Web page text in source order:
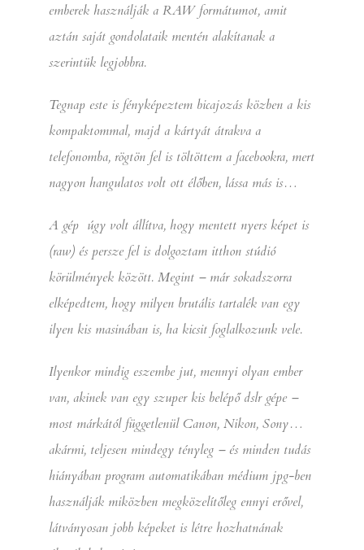
emberek használják a RAW formátumot, amit
aztán saját gondolataik mentén alakítanak a
szerintük legjobbra.
Tegnap este is fényképeztem bicajozás közben a kis
kompaktommal, majd a kártyát átrakva a
telefonomba, rögtön fel is töltöttem a facebookra, mert
nagyon hangulatos volt ott élőben, lássa más is…
A gép úgy volt állítva, hogy mentett nyers képet is
(raw) és persze fel is dolgoztam itthon stúdió
körülmények között. Megint – már sokadszorra
elképedtem, hogy milyen brutális tartalék van egy
ilyen kis masinában is, ha kicsit foglalkozunk vele.
Ilyenkor mindig eszembe jut, mennyi olyan ember
van, akinek van egy szuper kis belépő dslr gépe –
most márkától függetlenül Canon, Nikon, Sony…
akármi, teljesen mindegy tényleg – és minden tudás
hiányában program automatikában médium jpg-ben
használják miközben megközelítőleg ennyi erővel,
látványosan jobb képeket is létre hozhatnának